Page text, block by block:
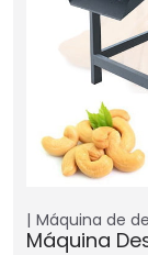
Máquina de
Máquina